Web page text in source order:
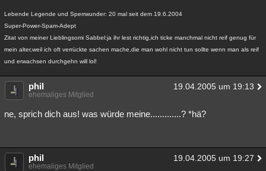
Lebende Legende und Sperrwunder: 20 mal seit dem 19.6.2004
Super-Power-Spam-Adept
Zitat von meiner Lieblingsomi Sabbel:ja ihr lest richtig,ich ticke manchmal nicht reif genug für
mein alter,weil ich oft verrückte sachen mache,die man wohl nicht tun sollte wenn man als reif
und erwachsen durchgehn will lol!
phil 19.04.2005 um 19:13
ehemaliges Mitglied
ne, sprich dich aus! was würde meine.............? *hä?
phil 19.04.2005 um 19:27
ehemaliges Mitglied